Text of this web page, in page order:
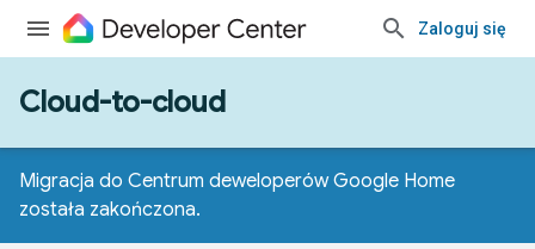
Zaloguj się
Cloud-to-cloud
Migracja do Centrum deweloperów Google Home
została zakończona.